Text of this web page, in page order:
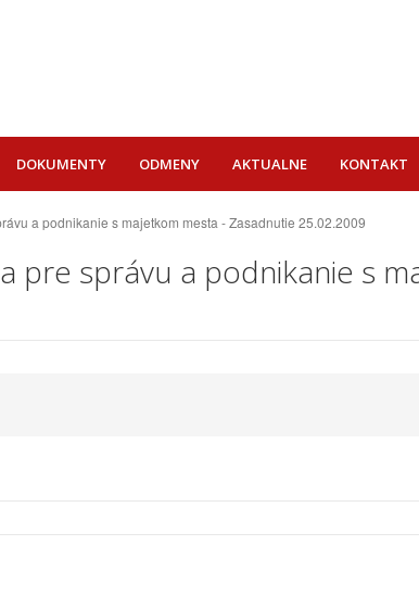
DOKUMENTY ODMENY AKTUALNE KONTAKT
a podnikanie s majetkom mesta - Zasadnutie 25.02.2009
pre správu a podnikanie s